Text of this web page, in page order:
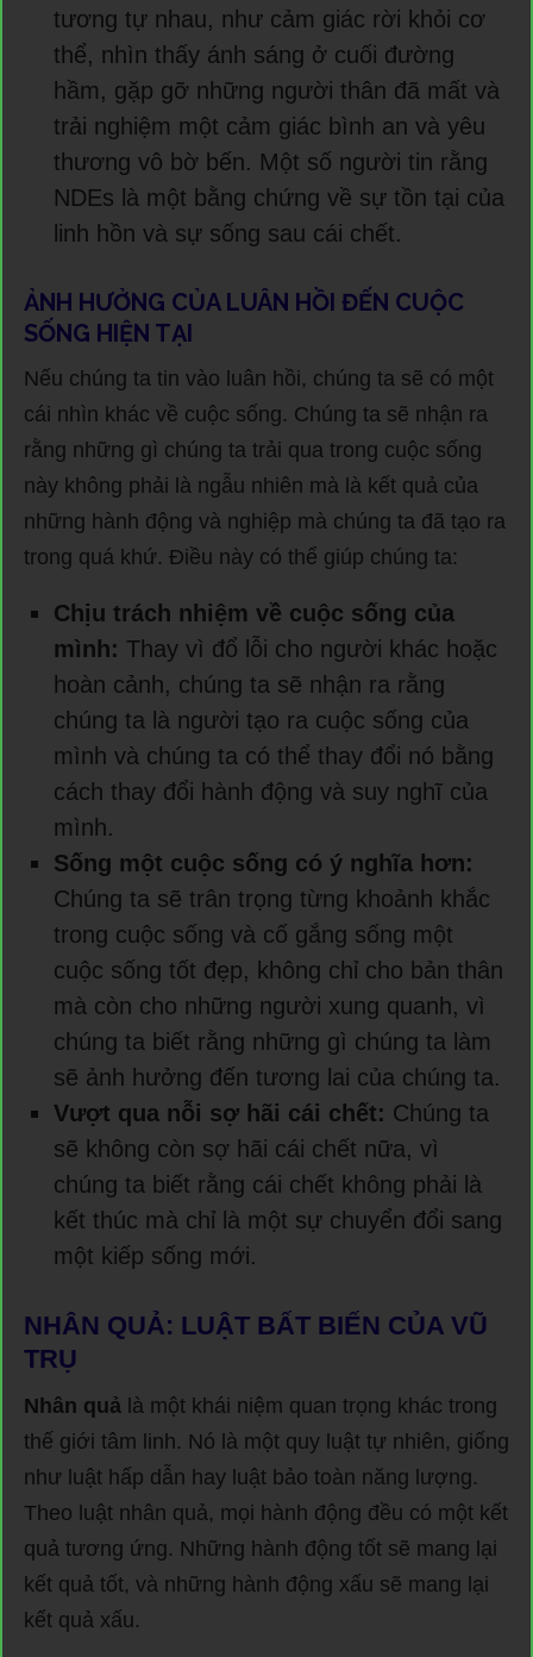
tương tự nhau, như cảm giác rời khỏi cơ
thể, nhìn thấy ánh sáng ở cuối đường
hầm, gặp gỡ những người thân đã mất và
trải nghiệm một cảm giác bình an và yêu
thương vô bờ bến. Một số người tin rằng
NDEs là một bằng chứng về sự tồn tại của
linh hồn và sự sống sau cái chết.
ẢNH HƯỞNG CỦA LUÂN HỒI ĐẾN CUỘC
SỐNG HIỆN TẠI
Nếu chúng ta tin vào luân hồi, chúng ta sẽ có một
cái nhìn khác về cuộc sống. Chúng ta sẽ nhận ra
rằng những gì chúng ta trải qua trong cuộc sống
này không phải là ngẫu nhiên mà là kết quả của
những hành động và nghiệp mà chúng ta đã tạo ra
trong quá khứ. Điều này có thể giúp chúng ta:
Chịu trách nhiệm về cuộc sống của
mình: Thay vì đổ lỗi cho người khác hoặc
hoàn cảnh, chúng ta sẽ nhận ra rằng
chúng ta là người tạo ra cuộc sống của
mình và chúng ta có thể thay đổi nó bằng
cách thay đổi hành động và suy nghĩ của
mình.
Sống một cuộc sống có ý nghĩa hơn:
Chúng ta sẽ trân trọng từng khoảnh khắc
trong cuộc sống và cố gắng sống một
cuộc sống tốt đẹp, không chỉ cho bản thân
mà còn cho những người xung quanh, vì
chúng ta biết rằng những gì chúng ta làm
sẽ ảnh hưởng đến tương lai của chúng ta.
Vượt qua nỗi sợ hãi cái chết: Chúng ta
sẽ không còn sợ hãi cái chết nữa, vì
chúng ta biết rằng cái chết không phải là
kết thúc mà chỉ là một sự chuyển đổi sang
một kiếp sống mới.
NHÂN QUẢ: LUẬT BẤT BIẾN CỦA VŨ
TRỤ
Nhân quả là một khái niệm quan trọng khác trong
thế giới tâm linh. Nó là một quy luật tự nhiên, giống
như luật hấp dẫn hay luật bảo toàn năng lượng.
Theo luật nhân quả, mọi hành động đều có một kết
quả tương ứng. Những hành động tốt sẽ mang lại
kết quả tốt, và những hành động xấu sẽ mang lại
kết quả xấu.